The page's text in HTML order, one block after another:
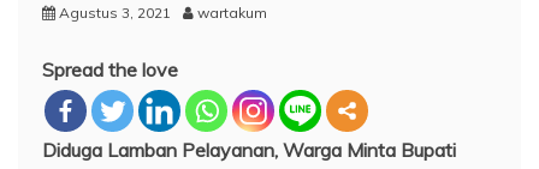
Agustus 3, 2021 wartakum
Spread the love
Diduga Lamban Pelayanan, Warga Minta Bupati